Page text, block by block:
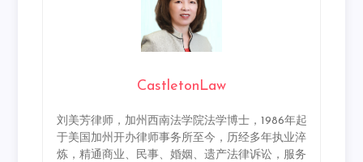
CastletonLaw
刘美芳律师，加州西南法学院法学博士，1986年起
于美国加州开办律师事务所至今，历经多年执业淬
炼，精通商业、民事、婚姻、遗产法律诉讼，服务